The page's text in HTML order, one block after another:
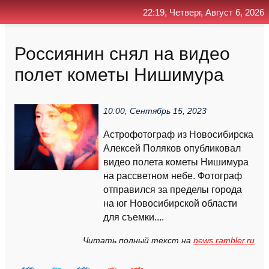
Россиянин снял на видео
полет кометы Нишимура
10:00, Сентябрь 15, 2023
Aстрофотограф из Новосибирска
Алексей Поляков опубликовал
видео полета кометы Нишимура
на рассветном небе. Фотограф
отправился за пределы города
на юг Новосибирской области
для съемки....
Читать полный текст на news.rambler.ru
22:19, Четверг, Август 6, 2026